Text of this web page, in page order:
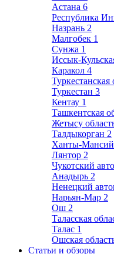
Астана 6
Республика
Назрань 2
Малгобек 1
Сунжа 1
Иссык-
Каракол 4
Туркестанская
Туркестан 3
Кентау 1
Ташкентская
Жетысу
Талдыкорган 2
Ханты-
Лянтор 2
Чукотский
Анадырь 2
Ненецкий
Нарьян-Мар 2
Ош 2
Таласская
Талас 1
Ошская
Статьи и обзоры